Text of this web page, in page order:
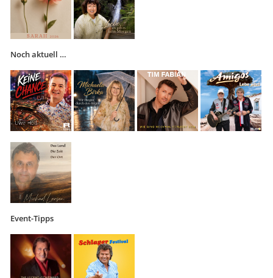
Noch aktuell …
Event-Tipps